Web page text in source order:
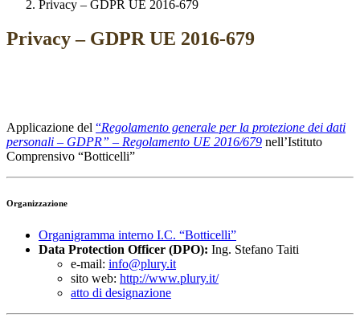
Privacy – GDPR UE 2016-679
Privacy – GDPR UE 2016-679
Applicazione del “Regolamento generale per la protezione dei dati
personali – GDPR” – Regolamento UE 2016/679 nell’Istituto
Comprensivo “Botticelli”
Organizzazione
Organigramma interno I.C. “Botticelli”
Data Protection Officer (DPO): Ing. Stefano Taiti
e-mail: info@plury.it
sito web: http://www.plury.it/
atto di designazione